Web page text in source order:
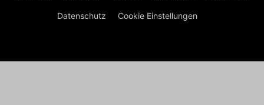
Datenschutz Cookie Einstellungen